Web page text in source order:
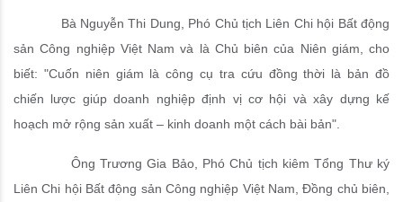
Bà Nguyễn Thi Dung, Phó Chủ tịch Liên Chi hội Bất động
sản Công nghiệp Việt Nam và là Chủ biên của Niên giám, cho
biết: "Cuốn niên giám là công cụ tra cứu đồng thời là bản đồ
chiến lược giúp doanh nghiệp định vị cơ hội và xây dựng kế
hoạch mở rộng sản xuất – kinh doanh một cách bài bản".
Ông Trương Gia Bảo, Phó Chủ tịch kiêm Tổng Thư ký
Liên Chi hội Bất động sản Công nghiệp Việt Nam, Đồng chủ biên,